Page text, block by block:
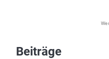
Beiträge